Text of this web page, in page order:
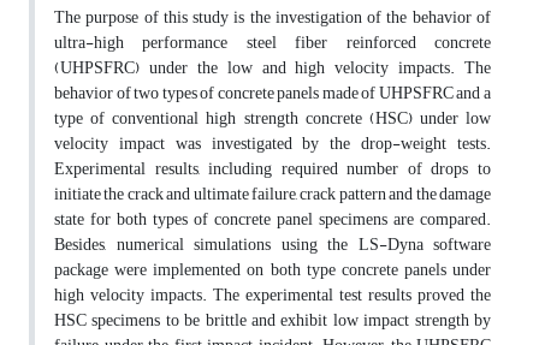
The purpose of this study is the investigation of the behavior of
ultra-high performance steel fiber reinforced concrete
(UHPSFRC) under the low and high velocity impacts. The
behavior of two types of concrete panels made of UHPSFRC and a
type of conventional high strength concrete (HSC) under low
velocity impact was investigated by the drop-weight tests.
Experimental results, including required number of drops to
initiate the crack and ultimate failure, crack pattern and the damage
state for both types of concrete panel specimens are compared.
Besides, numerical simulations using the LS-Dyna software
package were implemented on both type concrete panels under
high velocity impacts. The experimental test results proved the
HSC specimens to be brittle and exhibit low impact strength by